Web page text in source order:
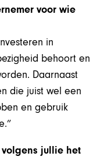
voor wie
in
behoort en
Daarnaast
die juist wel een
en gebruik
jullie het